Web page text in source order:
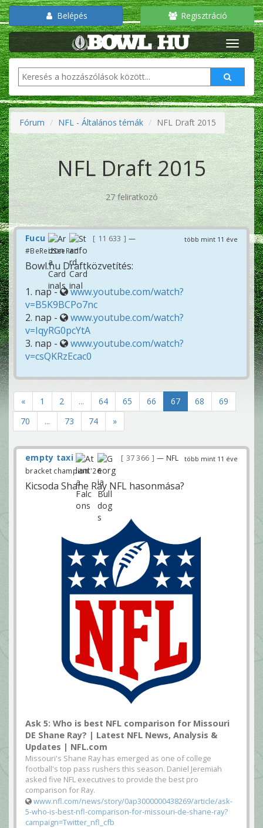
Belépés Regisztráció
Fórum NFL - Általános témák NFL Draft 2015
NFL Draft 2015
27 feliratkozó
több mint 11 éve
Fucu 11 633
—
#BeRedSeeRed
Bowl.hu Draftközvetítés:
1. nap -
www.youtube.com/watch?
v=B5K9BCPo7nc
2. nap -
www.youtube.com/watch?
v=IqyRG0pcYtA
3. nap -
www.youtube.com/watch?
v=csQKRzEcac0
« 1 2 ... 64 65 66 67 68
69
70
... 73 74 »
több mint 11 éve
empty taxi 37 366
— NFL
bracket champion '26
Kicsoda Shane Ray NFL hasonmása?
Ask 5: Who is best NFL comparison for Missouri
DE Shane Ray? | Latest NFL News, Analysis &
Updates | NFL.com
Missouri's Shane Ray has emerged as one of college
football's top pass rushers this season. Daniel Jeremiah
asked five NFL executives to provide the best pro
comparison for Ray.
www.nfl.com/news/story/0ap3000000438269/article/ask-
5-who-is-best-nfl-comparison-for-missouri-de-shane-ray?
campaign=Twitter_nfl_cfb